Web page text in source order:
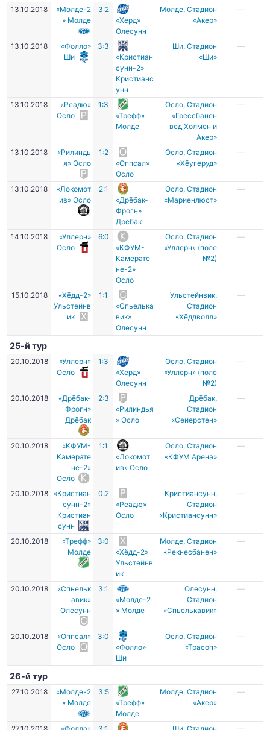
13.10.2018
«Молде-2
» Молде
3:2
«Херд»
Олесунн
Молде,Стадион
«Акер»
—
13.10.2018
«Фолло»
Ши
3:3
«Кристиан
сунн-2»
Кристианс
унн
Ши,Стадион
«Ши»
—
13.10.2018
«Реадю»
Осло
1:3
«Трефф»
Молде
Осло,Стадион
«Грессбанен
вед Холмен и
Акер»
—
13.10.2018
«Рилиндь
я» Осло
1:2
«Оппсал»
Осло
Осло,Стадион
«Хёугеруд»
—
13.10.2018
«Локомот
ив» Осло
2:1
«Дрёбак-
Фрогн»
Дрёбак
Осло,Стадион
«Мариенлюст»
—
14.10.2018
«Уллерн»
Осло
6:0
«КФУМ-
Камерате
не-2»
Осло
Осло,Стадион
«Уллерн» (поле
№2)
—
15.10.2018
«Хёдд-2»
Ульстейнв
ик
1:1
«Спьелька
вик»
Олесунн
Ульстейнвик,
Стадион
«Хёддволл»
—
25-й тур
20.10.2018
«Уллерн»
Осло
1:3
«Херд»
Олесунн
Осло,Стадион
«Уллерн» (поле
№2)
—
20.10.2018
«Дрёбак-
Фрогн»
Дрёбак
2:3
«Рилиндья
» Осло
Дрёбак,
Стадион
«Сейерстен»
—
20.10.2018
«КФУМ-
Камерате
не-2»
Осло
1:1
«Локомот
ив» Осло
Осло,Стадион
«КФУМ Арена»
—
20.10.2018
«Кристиан
сунн-2»
Кристиан
сунн
0:2
«Реадю»
Осло
Кристиансунн,
Стадион
«Кристиансунн»
—
20.10.2018
«Трефф»
Молде
3:0
«Хёдд-2»
Ульстейнв
ик
Молде,Стадион
«Рекнесбанен»
—
20.10.2018
«Спьельк
авик»
Олесунн
3:1
«Молде-2
» Молде
Олесунн,
Стадион
«Спьелькавик»
—
20.10.2018
«Оппсал»
Осло
3:0
«Фолло»
Ши
Осло,Стадион
«Трасоп»
—
26-й тур
27.10.2018
«Молде-2
» Молде
3:5
«Трефф»
Молде
Молде,Стадион
«Акер»
—